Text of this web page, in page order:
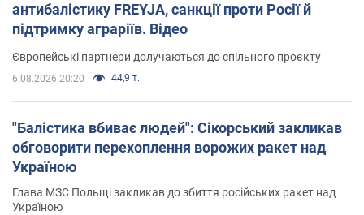
антибалістику FREYJA, санкції проти Росії й
підтримку аграріїв. Відео
Європейські партнери долучаються до спільного проєкту
6.08.2026 20:20 44,9 т.
"Балістика вбиває людей": Сікорський закликав
обговорити перехоплення ворожих ракет над
Україною
Глава МЗС Польщі закликав до збиття російських ракет над
Україною